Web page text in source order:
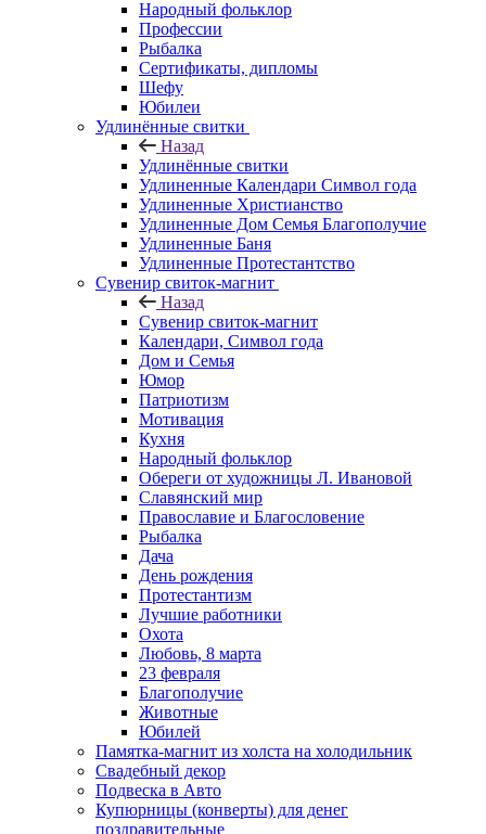
Народный фольклор
Профессии
Рыбалка
Сертификаты, дипломы
Шефу
Юбилеи
Удлинённые свитки
Назад
Удлинённые свитки
Удлиненные Календари Символ года
Удлиненные Христианство
Удлиненные Дом Семья Благополучие
Удлиненные Баня
Удлиненные Протестантство
Сувенир свиток-магнит
Назад
Сувенир свиток-магнит
Календари, Символ года
Дом и Семья
Юмор
Патриотизм
Мотивация
Кухня
Народный фольклор
Обереги от художницы Л. Ивановой
Славянский мир
Православие и Благословение
Рыбалка
Дача
День рождения
Протестантизм
Лучшие работники
Охота
Любовь, 8 марта
23 февраля
Благополучие
Животные
Юбилей
Памятка-магнит из холста на холодильник
Свадебный декор
Подвеска в Авто
Купюрницы (конверты) для денег
поздравительные